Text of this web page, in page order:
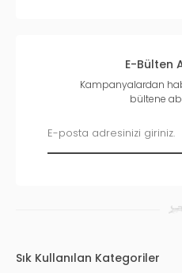
E-Bülten
Kampanyalardan
bültene
Sık Kullanılan Kategoriler